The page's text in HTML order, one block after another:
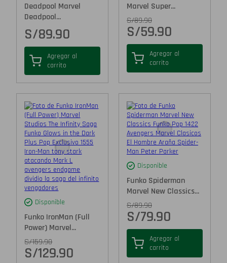
Deadpool Marvel
Deadpool...
S/89.90
Agregar al
carrito
Marvel Super...
S/89.90
S/59.90
Agregar al
carrito
Disponible
Funko IronMan (Full
Power) Marvel...
S/159.90
S/129.90
Disponible
Funko Spiderman
Marvel New Classics...
S/89.90
S/79.90
Agregar al
carrito